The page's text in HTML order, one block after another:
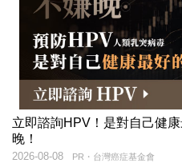
立即諮詢HPV！是對自己健
晚！
PR・台灣癌症基金會
2026-08-08